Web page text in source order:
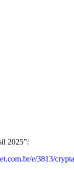
2025”:
e/3813/